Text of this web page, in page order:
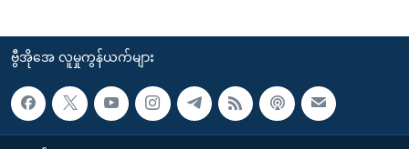
ဗွီအိုအေ လူမှုကွန်ယက်များ